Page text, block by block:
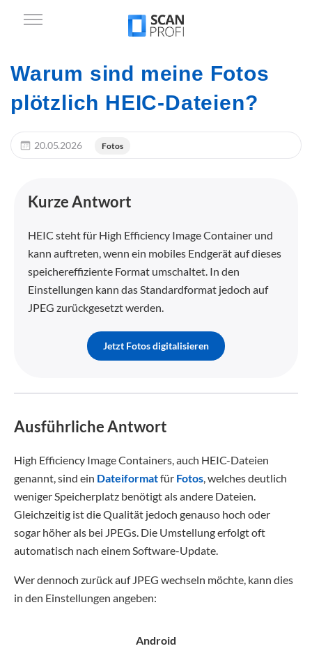
Warum sind meine Fotos
plötzlich HEIC-Dateien?
20.05.2026 Fotos
Kurze Antwort
HEIC steht für High Efficiency Image Container und
kann auftreten, wenn ein mobiles Endgerät auf dieses
speichereffiziente Format umschaltet. In den
Einstellungen kann das Standardformat jedoch auf
JPEG zurückgesetzt werden.
Jetzt Fotos digitalisieren
Ausführliche Antwort
High Efficiency Image Containers, auch HEIC-Dateien
genannt, sind ein Dateiformatfür Fotos, welches deutlich
weniger Speicherplatz benötigt als andere Dateien.
Gleichzeitig ist die Qualität jedoch genauso hoch oder
sogar höher als bei JPEGs. Die Umstellung erfolgt oft
automatisch nach einem Software-Update.
Wer dennoch zurück auf JPEG wechseln möchte, kann dies
in den Einstellungen angeben:
Android